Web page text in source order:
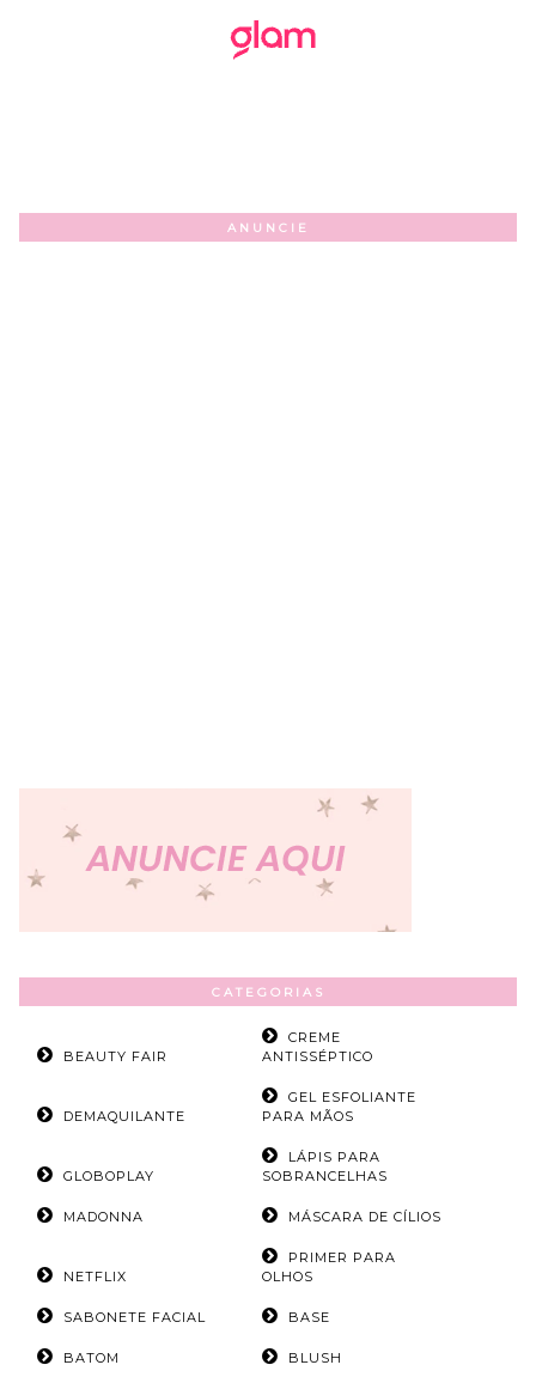
ANUNCIE
CATEGORIAS
BEAUTY FAIR
CREME
ANTISSÉPTICO
DEMAQUILANTE
GEL ESFOLIANTE
PARA MÃOS
GLOBOPLAY
LÁPIS PARA
SOBRANCELHAS
MADONNA MÁSCARA DE CÍLIOS
NETFLIX
PRIMER PARA
OLHOS
SABONETE FACIAL BASE
BATOM BLUSH